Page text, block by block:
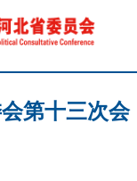
第十三次会